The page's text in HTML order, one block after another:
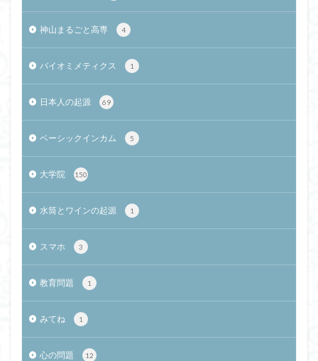
神山まるごと高専 4
バイオミメティクス 1
日本人の起源 69
ベーシックインカム 5
大学院 150
水筒とワインの起源 1
スマホ 3
教育問題 1
みてね 1
心の問題 12